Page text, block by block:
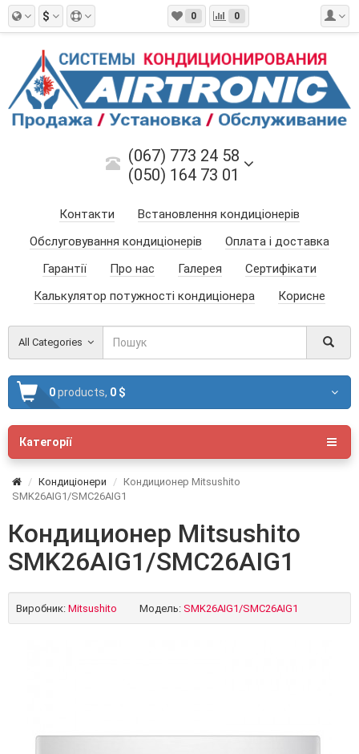
$ 0 0
(067) 773 24 58
(050) 164 73 01
Контакти
Встановлення кондиціонерів
Обслуговування кондиціонерів
Оплата і доставка
Гарантії
Про нас Галерея
Сертифікати
Калькулятор потужності кондиціонера
Корисне
All Categories
0products, 0 $
Категорії
Кондиціонери
Кондиционер Mitsushito
SMK26AIG1/SMC26AIG1
Кондиционер Mitsushito
SMK26AIG1/SMC26AIG1
Виробник: Mitsushito Модель: SMK26AIG1/SMC26AIG1